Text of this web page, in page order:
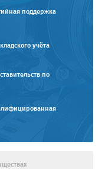
поддержка
учёта
по